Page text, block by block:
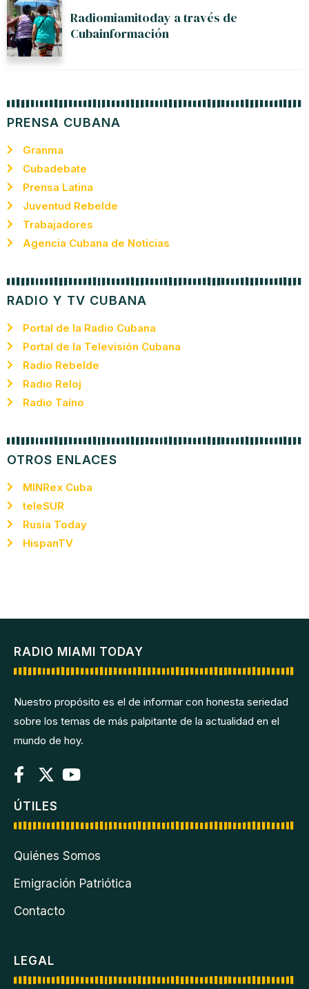
Radiomiamitoday a través de
Cubainformación
PRENSA CUBANA
Granma
Cubadebate
Prensa Latina
Juventud Rebelde
Trabajadores
Agencia Cubana de Noticias
RADIO Y TV CUBANA
Portal de la Radio Cubana
Portal de la Televisión Cubana
Radio Rebelde
Radio Reloj
Radio Taíno
OTROS ENLACES
MINRex Cuba
teleSUR
Rusia Today
HispanTV
RADIO MIAMI TODAY
Nuestro propósito es el de informar con honesta seriedad
sobre los temas de más palpitante de la actualidad en el
mundo de hoy.
ÚTILES
Quiénes Somos
Emigración Patriótica
Contacto
LEGAL